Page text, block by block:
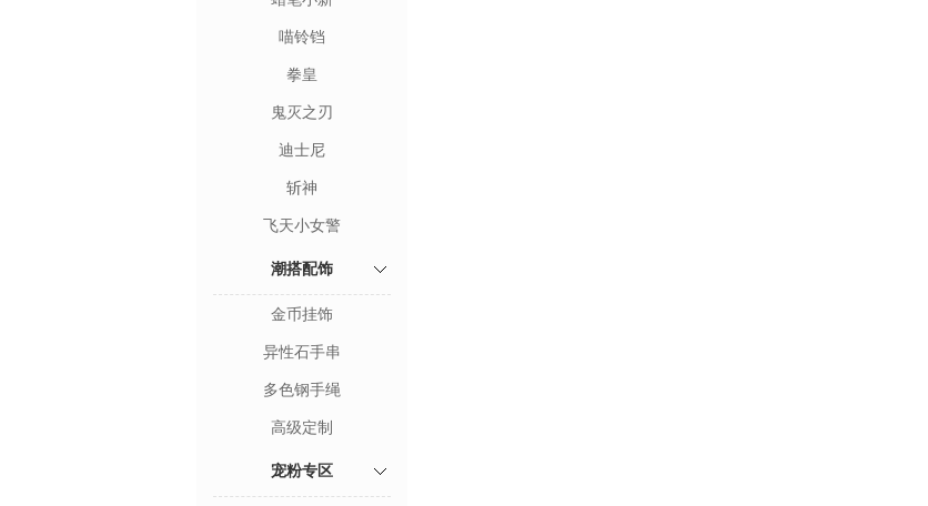
喵铃铛
拳皇
鬼灭之刃
迪士尼
斩神
飞天小女警
潮搭配饰
金币挂饰
异性石手串
多色钢手绳
高级定制
宠粉专区